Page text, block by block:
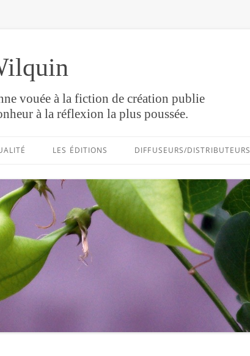
vouée à la fiction de création publie
à la réflexion la plus poussée.
au
LES ÉDITIONS DIFFUSEURS/DISTRIBUTEURS